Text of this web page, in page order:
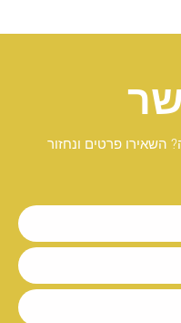
השאירו פרטים ונחזור